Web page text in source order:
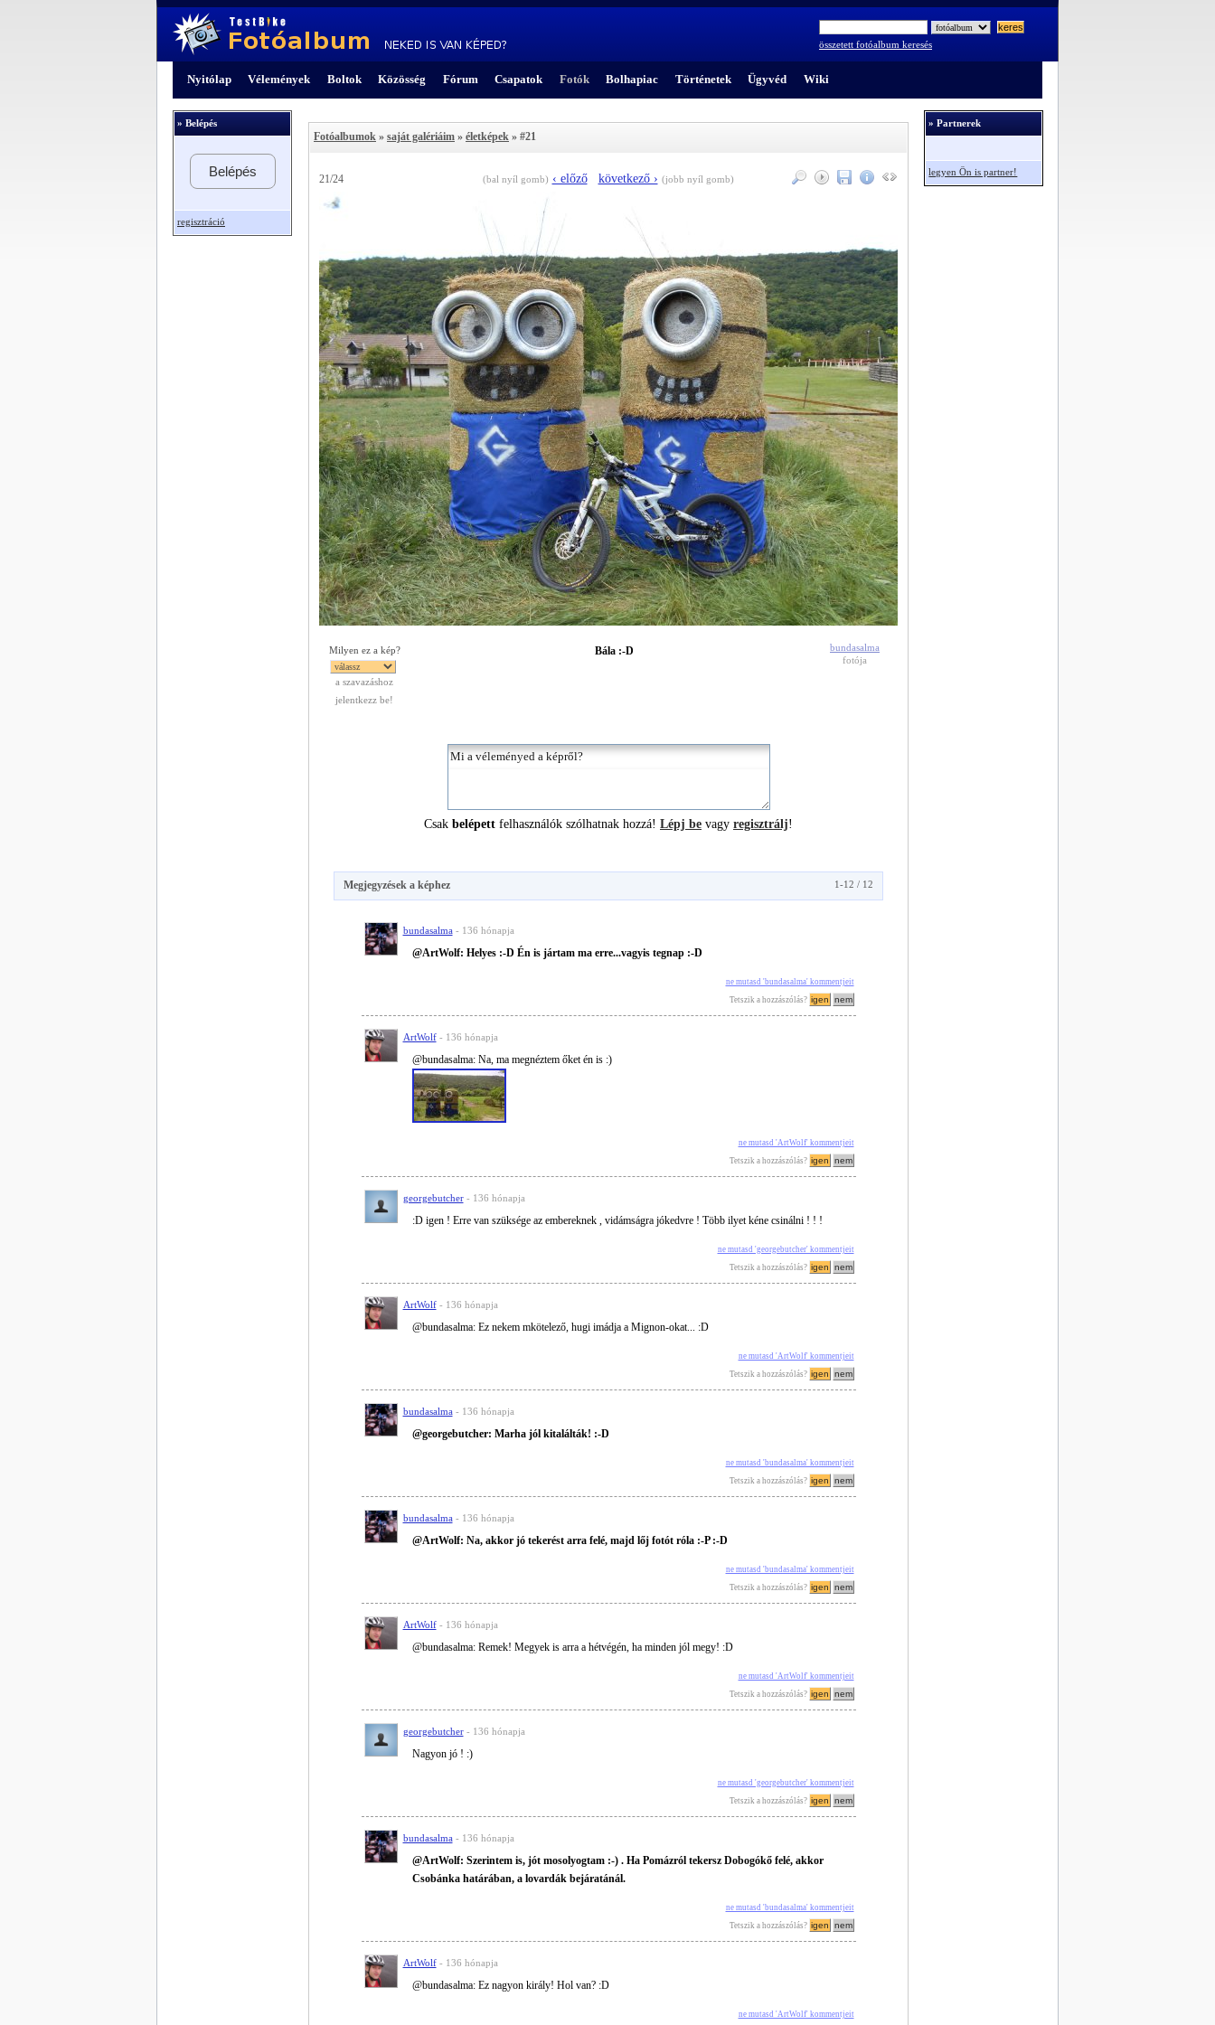
összetett fotóalbum keresés
Nyitólap Vélemények Boltok Közösség Fórum Csapatok Fotók Bolhapiac Történetek Ügyvéd Wiki
» Belépés
Belépés
regisztráció
Fotóalbumok » saját galériáim » életképek » #21
21/24 (bal nyíl gomb) ‹ előző következő › (jobb nyíl gomb)
Milyen ez a kép?
a szavazáshoz
jelentkezz be!
Bála :-D
bundasalma
fotója
Csak belépett felhasználók szólhatnak hozzá! Lépj be vagy regisztrálj!
Megjegyzések a képhez 1-12 / 12
bundasalma - 136 hónapja
@ArtWolf: Helyes :-D Én is jártam ma erre...vagyis tegnap :-D
ne mutasd 'bundasalma' kommentjeit
Tetszik a hozzászólás?
ArtWolf - 136 hónapja
@bundasalma: Na, ma megnéztem őket én is :)
ne mutasd 'ArtWolf' kommentjeit
Tetszik a hozzászólás?
georgebutcher - 136 hónapja
:D igen ! Erre van szüksége az embereknek , vidámságra jókedvre ! Több ilyet kéne csinálni ! ! !
ne mutasd 'georgebutcher' kommentjeit
Tetszik a hozzászólás?
ArtWolf - 136 hónapja
@bundasalma: Ez nekem mkötelező, hugi imádja a Mignon-okat... :D
ne mutasd 'ArtWolf' kommentjeit
Tetszik a hozzászólás?
bundasalma - 136 hónapja
@georgebutcher: Marha jól kitalálták! :-D
ne mutasd 'bundasalma' kommentjeit
Tetszik a hozzászólás?
bundasalma - 136 hónapja
@ArtWolf: Na, akkor jó tekerést arra felé, majd lőj fotót róla :-P :-D
ne mutasd 'bundasalma' kommentjeit
Tetszik a hozzászólás?
ArtWolf - 136 hónapja
@bundasalma: Remek! Megyek is arra a hétvégén, ha minden jól megy! :D
ne mutasd 'ArtWolf' kommentjeit
Tetszik a hozzászólás?
georgebutcher - 136 hónapja
Nagyon jó ! :)
ne mutasd 'georgebutcher' kommentjeit
Tetszik a hozzászólás?
bundasalma - 136 hónapja
@ArtWolf: Szerintem is, jót mosolyogtam :-) . Ha Pomázról tekersz Dobogókő felé, akkor
Csobánka határában, a lovardák bejáratánál.
ne mutasd 'bundasalma' kommentjeit
Tetszik a hozzászólás?
ArtWolf - 136 hónapja
@bundasalma: Ez nagyon király! Hol van? :D
ne mutasd 'ArtWolf' kommentjeit
» Partnerek
legyen Ön is partner!